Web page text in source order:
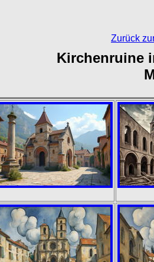
Zurück
Kirchenruine